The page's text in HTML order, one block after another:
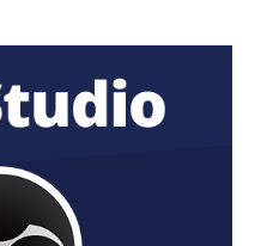
de um plugin: Existe um
" Enable Standard
habilita a função padrão do
para isso basta
no repositório oficial do